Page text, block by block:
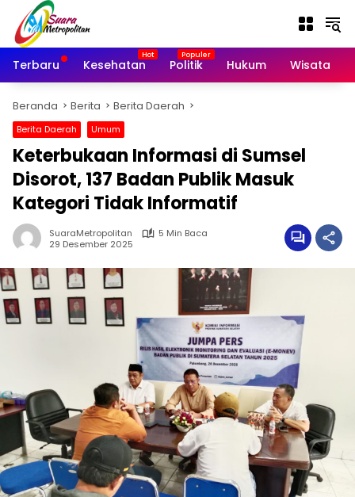
Langsung
konten
Terbaru
Kesehatan Politik Hukum Wisata
Beranda Berita Berita Daerah
Berita Daerah Umum
Keterbukaan Informasi di Sumsel
Disorot, 137 Badan Publik Masuk
Kategori Tidak Informatif
SuaraMetropolitan
5 Min Baca
29 Desember 2025